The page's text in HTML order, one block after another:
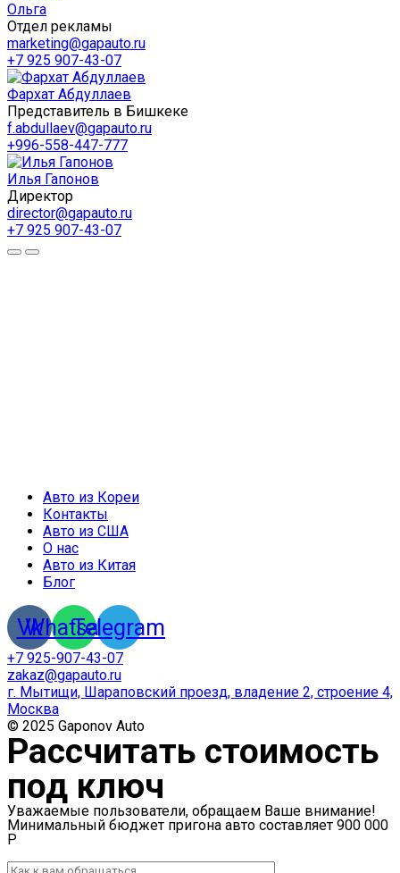
Ольга
Отдел рекламы
marketing@gapauto.ru
+7 925 907-43-07
Фархат Абдуллаев
Представитель в Бишкеке
f.abdullaev@gapauto.ru
+996-558-447-777
Илья Гапонов
Директор
director@gapauto.ru
+7 925 907-43-07
Авто из Кореи
Контакты
Авто из США
О нас
Авто из Китая
Блог
Vk
Whatsapp
Telegram
+7 925-907-43-07
zakaz@gapauto.ru
г. Мытищи, Шараповский проезд, владение 2, строение 4,
Москва
© 2025 Gaponov Auto
Рассчитать стоимость
под ключ
Уважаемые пользователи, обращаем Ваше внимание!
Минимальный бюджет пригона авто составляет 900 000
Р